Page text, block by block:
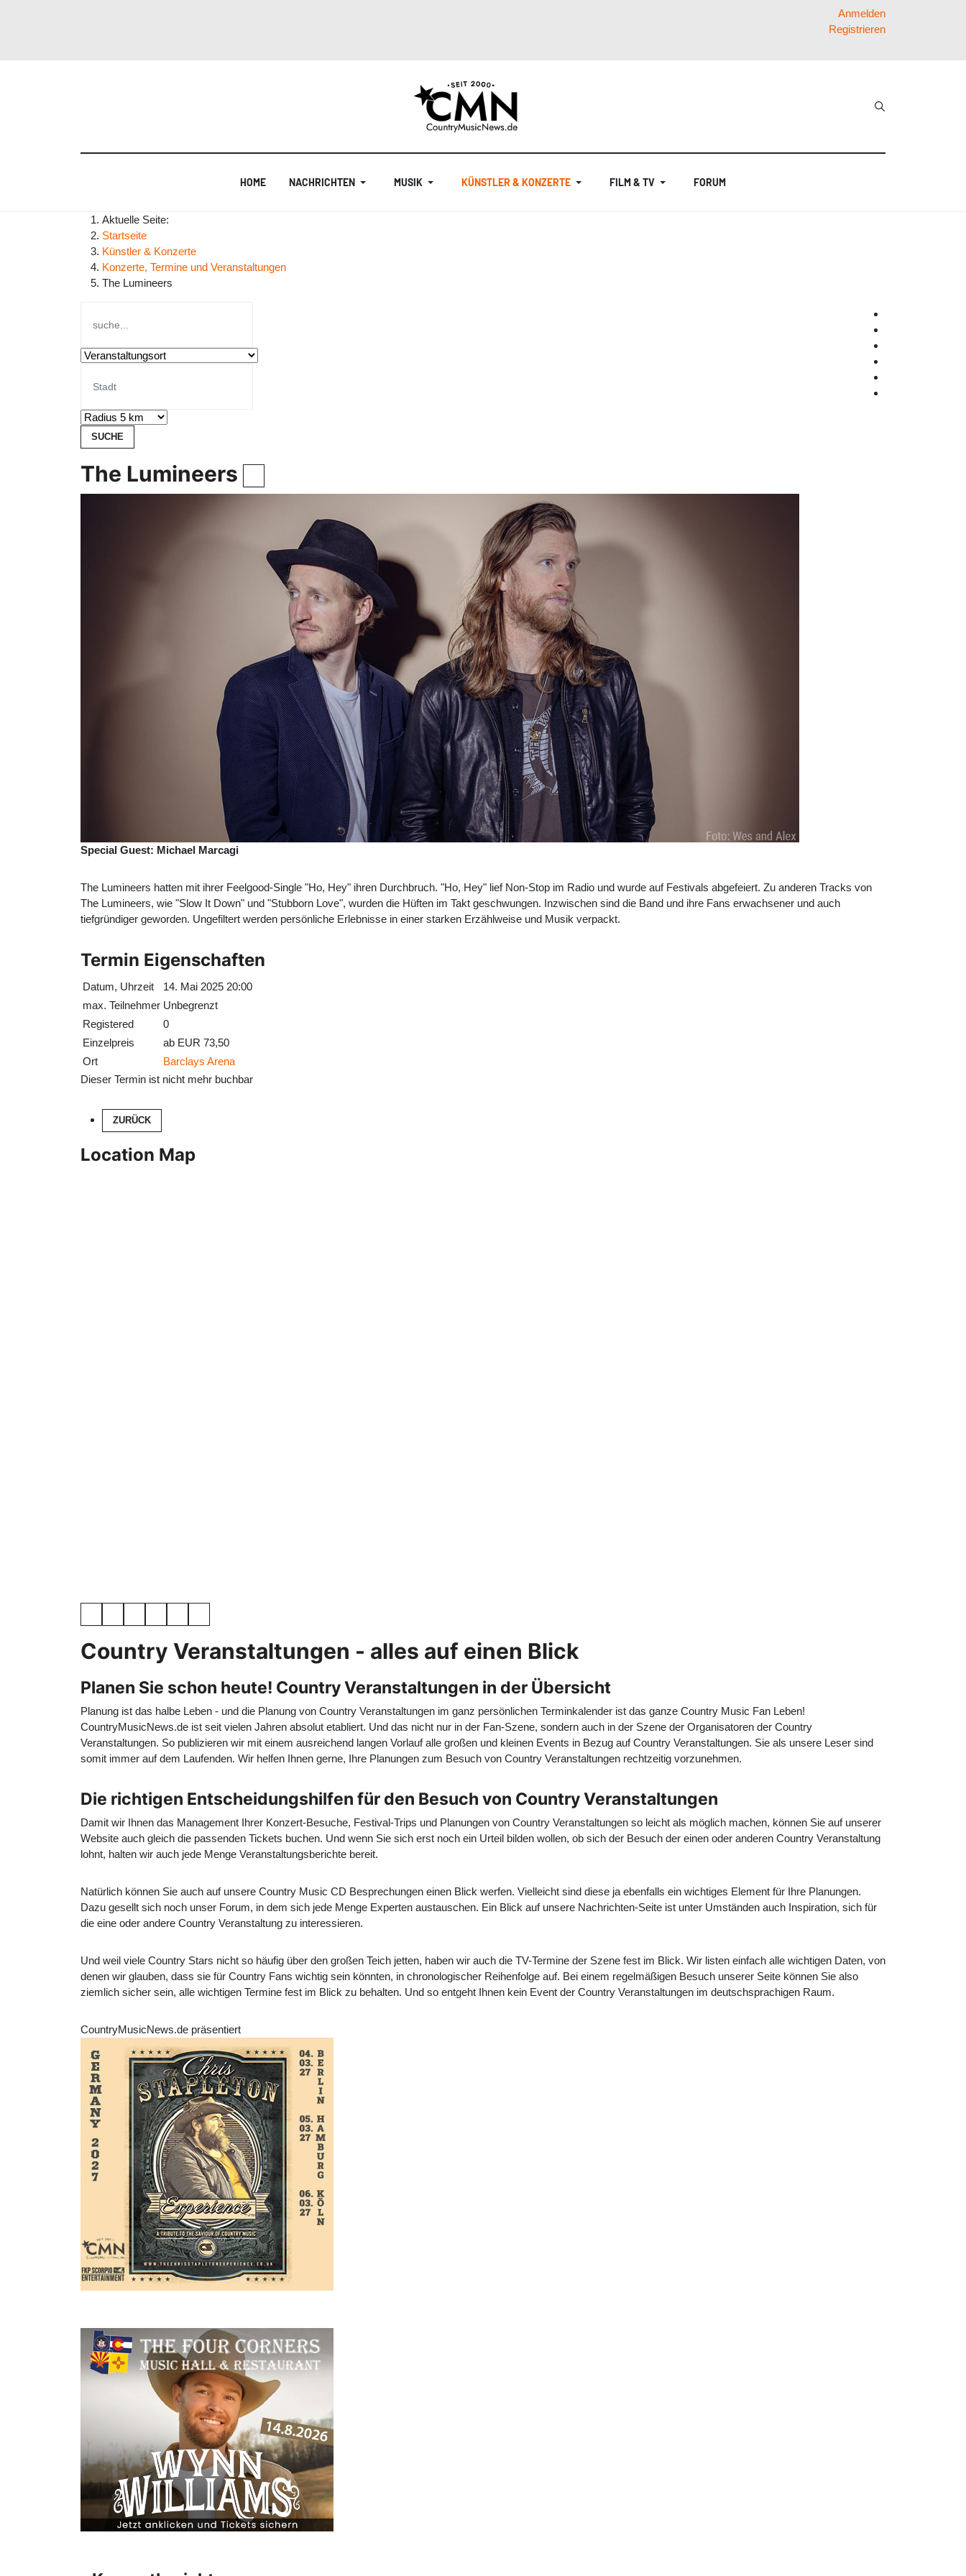
Anmelden
Registrieren
HOME NACHRICHTEN MUSIK KÜNSTLER & KONZERTE FILM & TV FORUM
Aktuelle Seite:
Startseite
Künstler & Konzerte
Konzerte, Termine und Veranstaltungen
The Lumineers
The Lumineers
Special Guest: Michael Marcagi
The Lumineers hatten mit ihrer Feelgood-Single "Ho, Hey" ihren Durchbruch. "Ho, Hey" lief Non-Stop im Radio und wurde auf Festivals abgefeiert. Zu anderen Tracks von
The Lumineers, wie "Slow It Down" und "Stubborn Love", wurden die Hüften im Takt geschwungen. Inzwischen sind die Band und ihre Fans erwachsener und auch
tiefgründiger geworden. Ungefiltert werden persönliche Erlebnisse in einer starken Erzählweise und Musik verpackt.
Termin Eigenschaften
Datum, Uhrzeit
14. Mai 2025 20:00
max. Teilnehmer Unbegrenzt
Registered
0
Einzelpreis
ab EUR 73,50
Ort
Barclays Arena
Dieser Termin ist nicht mehr buchbar
ZURÜCK
Location Map
Country Veranstaltungen - alles auf einen Blick
Planen Sie schon heute! Country Veranstaltungen in der Übersicht
Planung ist das halbe Leben - und die Planung von Country Veranstaltungen im ganz persönlichen Terminkalender ist das ganze Country Music Fan Leben!
CountryMusicNews.de ist seit vielen Jahren absolut etabliert. Und das nicht nur in der Fan-Szene, sondern auch in der Szene der Organisatoren der Country
Veranstaltungen. So publizieren wir mit einem ausreichend langen Vorlauf alle großen und kleinen Events in Bezug auf Country Veranstaltungen. Sie als unsere Leser sind
somit immer auf dem Laufenden. Wir helfen Ihnen gerne, Ihre Planungen zum Besuch von Country Veranstaltungen rechtzeitig vorzunehmen.
Die richtigen Entscheidungshilfen für den Besuch von Country Veranstaltungen
Damit wir Ihnen das Management Ihrer Konzert-Besuche, Festival-Trips und Planungen von Country Veranstaltungen so leicht als möglich machen, können Sie auf unserer
Website auch gleich die passenden Tickets buchen. Und wenn Sie sich erst noch ein Urteil bilden wollen, ob sich der Besuch der einen oder anderen Country Veranstaltung
lohnt, halten wir auch jede Menge Veranstaltungsberichte bereit.
Natürlich können Sie auch auf unsere Country Music CD Besprechungen einen Blick werfen. Vielleicht sind diese ja ebenfalls ein wichtiges Element für Ihre Planungen.
Dazu gesellt sich noch unser Forum, in dem sich jede Menge Experten austauschen. Ein Blick auf unsere Nachrichten-Seite ist unter Umständen auch Inspiration, sich für
die eine oder andere Country Veranstaltung zu interessieren.
Und weil viele Country Stars nicht so häufig über den großen Teich jetten, haben wir auch die TV-Termine der Szene fest im Blick. Wir listen einfach alle wichtigen Daten, von
denen wir glauben, dass sie für Country Fans wichtig sein könnten, in chronologischer Reihenfolge auf. Bei einem regelmäßigen Besuch unserer Seite können Sie also
ziemlich sicher sein, alle wichtigen Termine fest im Blick zu behalten. Und so entgeht Ihnen kein Event der Country Veranstaltungen im deutschsprachigen Raum.
CountryMusicNews.de präsentiert